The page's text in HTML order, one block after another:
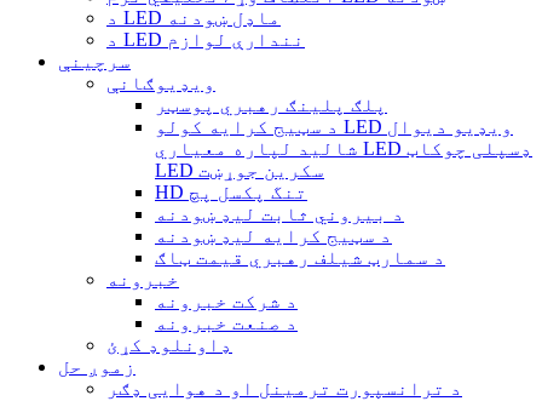
د LED ماډل ښودنه
د LED نندارې لوازم
سرچینې
ویډیوګانې
پلګ پلینګ رهبري پوسټر
د سټیج کرایه کولو LED ویډیو دیوال
شالید لپاره معیاري LED ډسپلی چوکاټ
LED سکرین جوړښت
HD تنگ پکسل پچ
د بیروني ثابت لیډ ښودنه
د سټیج کرایه لیډ ښودنه
د سمارټ شیلف رهبري قیمت ټاګ
خبرونه
د شرکت خبرونه
د صنعت خبرونه
ډاونلوډ کړئ
زموږ حل
د ترانسپورت ترمینل او د هوایی ډګر